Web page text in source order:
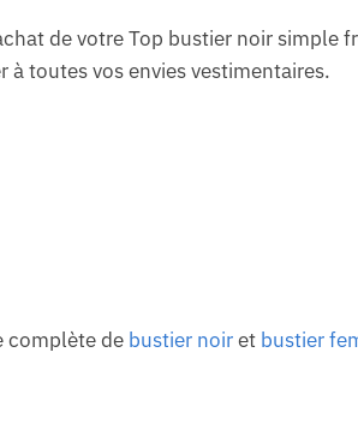
de votre Top bustier noir simple
toutes vos envies vestimentaires.
complète de bustier noiret bustier